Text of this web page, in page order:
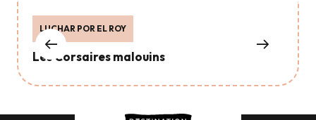
LUCHAR POR EL ROY
Les Corsaires malouins